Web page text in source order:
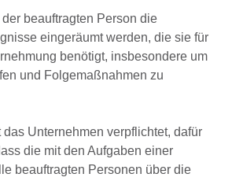
beauftragten Person die
eingeräumt werden, die sie für
benötigt, insbesondere um
und Folgemaßnahmen zu
Unternehmen verpflichtet, dafür
die mit den Aufgaben einer
beauftragten Personen über die